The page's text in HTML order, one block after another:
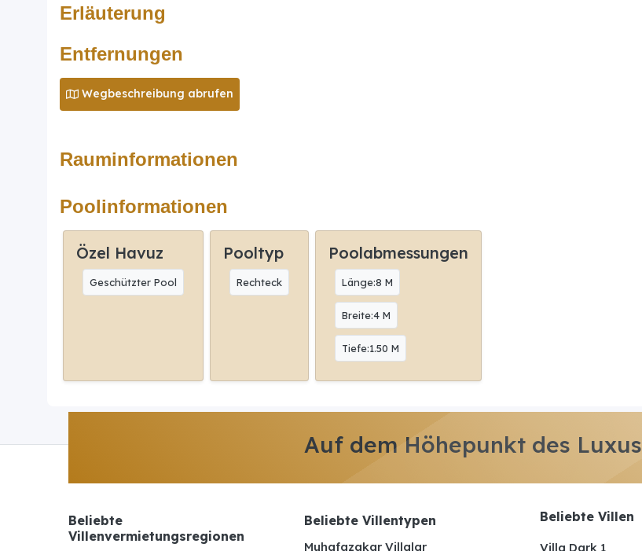
Erläuterung
Entfernungen
Wegbeschreibung abrufen
Rauminformationen
Poolinformationen
Özel Havuz
Geschützter Pool
Pooltyp
Rechteck
Poolabmessungen
Länge:8 M
Breite:4 M
Tiefe:1.50 M
Auf dem Höhepunkt des Luxus
Beliebte
Villenvermietungsregionen
Beliebte Villentypen
Muhafazakar Villalar
Beliebte Villen
Villa Dark 1